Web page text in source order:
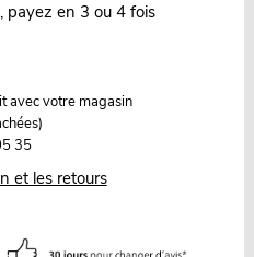
en 3 ou 4 fois
avec votre magasin
35
et les retours